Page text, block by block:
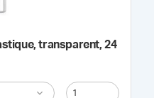
transparent, 24